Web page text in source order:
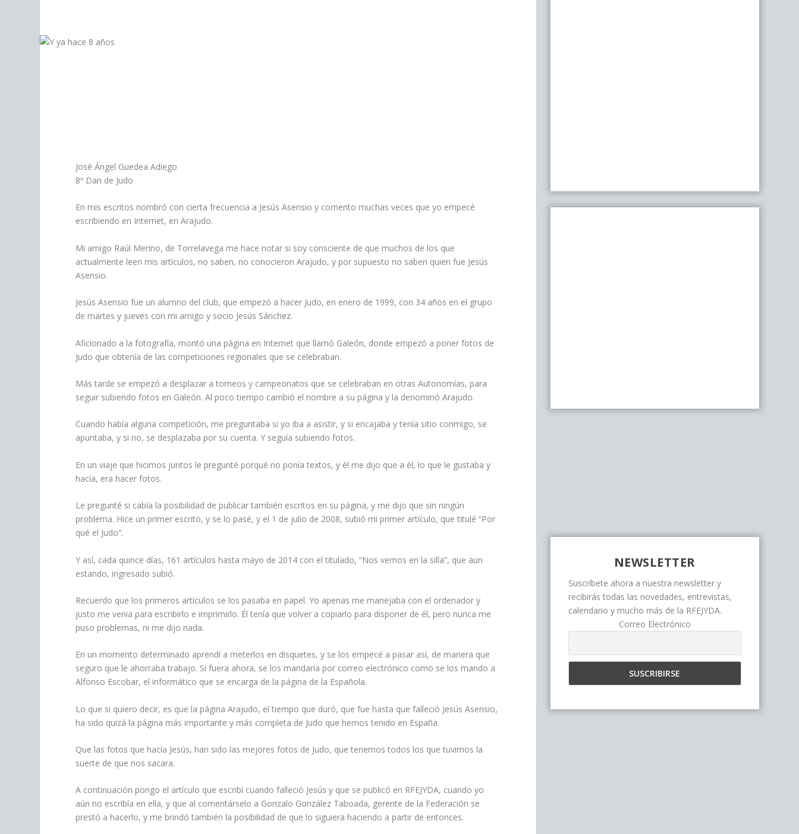
José Ángel Guedea Adiego
8º Dan de Judo
En mis escritos nombró con cierta frecuencia a Jesús Asensio y comento muchas veces que yo empecé
escribiendo en Internet, en Arajudo.
Mi amigo Raúl Merino, de Torrelavega me hace notar si soy consciente de que muchos de los que
actualmente leen mis artículos, no saben, no conocieron Arajudo, y por supuesto no saben quien fue Jesús
Asensio.
Jesús Asensio fue un alumno del club, que empezó a hacer Judo, en enero de 1999, con 34 años en el grupo
de martes y jueves con mi amigo y socio Jesús Sánchez.
Aficionado a la fotografía, montó una página en Internet que llamó Galeón, donde empezó a poner fotos de
Judo que obtenía de las competiciones regionales que se celebraban.
Más tarde se empezó a desplazar a torneos y campeonatos que se celebraban en otras Autonomías, para
seguir subiendo fotos en Galeón. Al poco tiempo cambió el nombre a su página y la denominó Arajudo.
Cuando había alguna competición, me preguntaba si yo iba a asistir, y si encajaba y tenía sitio conmigo, se
apuntaba, y si no, se desplazaba por su cuenta. Y seguía subiendo fotos.
En un viaje que hicimos juntos le pregunté porqué no ponía textos, y él me dijo que a él, lo que le gustaba y
hacía, era hacer fotos.
Le pregunté si cabía la posibilidad de publicar también escritos en su página, y me dijo que sin ningún
problema. Hice un primer escrito, y se lo pasé, y el 1 de julio de 2008, subió mi primer artículo, que titulé “Por
qué el Judo”.
Y así, cada quince días, 161 artículos hasta mayo de 2014 con el titulado, “Nos vemos en la silla”, que aun
estando, ingresado subió.
Recuerdo que los primeros artículos se los pasaba en papel. Yo apenas me manejaba con el ordenador y
justo me venia para escribirlo e imprimirlo. Él tenía que volver a copiarlo para disponer de él, pero nunca me
puso problemas, ni me dijo nada.
En un momento determinado aprendí a meterlos en disquetes, y se los empecé a pasar así, de manera que
seguro que le ahorraba trabajo. Si fuera ahora, se los mandaría por correo electrónico como se los mando a
Alfonso Escobar, el informático que se encarga de la página de la Española.
Lo que si quiero decir, es que la página Arajudo, el tiempo que duró, que fue hasta que falleció Jesús Asensio,
ha sido quizá la página más importante y más completa de Judo que hemos tenido en España.
Que las fotos que hacía Jesús, han sido las mejores fotos de Judo, que tenemos todos los que tuvimos la
suerte de que nos sacara.
A continuación pongo el artículo que escribí cuando falleció Jesús y que se publicó en RFEJYDA, cuando yo
aún no escribía en ella, y que al comentárselo a Gonzalo González Taboada, gerente de la Federación se
prestó a hacerlo, y me brindó también la posibilidad de que lo siguiera haciendo a partir de entonces.
NEWSLETTER
Suscríbete ahora a nuestra newsletter y
recibirás todas las novedades, entrevistas,
calendario y mucho más de la RFEJYDA.
Correo Electrónico